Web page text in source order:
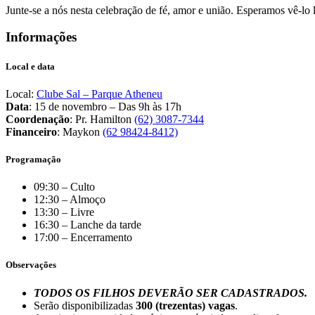
Junte-se a nós nesta celebração de fé, amor e união. Esperamos vê-lo
Informações
Local e data
Local: Clube Sal – Parque Atheneu
Data: 15 de novembro – Das 9h às 17h
Coordenação: Pr. Hamilton (62) 3087-7344
Financeiro: Maykon (62 98424-8412)
Programação
09:30 – Culto
12:30 – Almoço
13:30 – Livre
16:30 – Lanche da tarde
17:00 – Encerramento
Observações
TODOS OS FILHOS DEVERÃO SER CADASTRADOS.
Serão disponibilizadas 300 (trezentas) vagas.